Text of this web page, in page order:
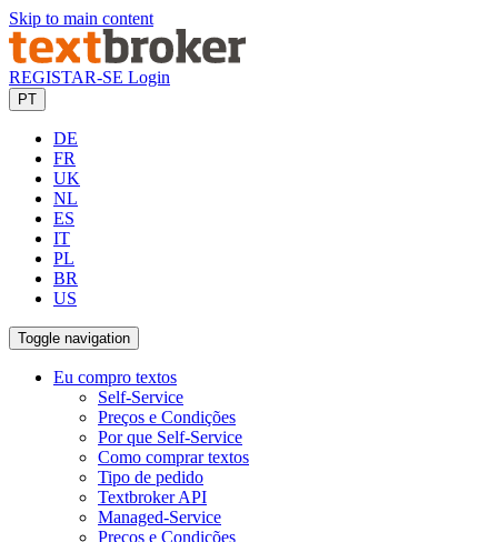
Skip to main content
REGISTAR-SE Login
PT
DE
FR
UK
NL
ES
IT
PL
BR
US
Toggle navigation
Eu compro textos
Self-Service
Preços e Condições
Por que Self-Service
Como comprar textos
Tipo de pedido
Textbroker API
Managed-Service
Preços e Condições